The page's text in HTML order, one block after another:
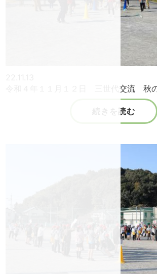
令和４年１１月１２日 三世代交流 秋
続きを読む